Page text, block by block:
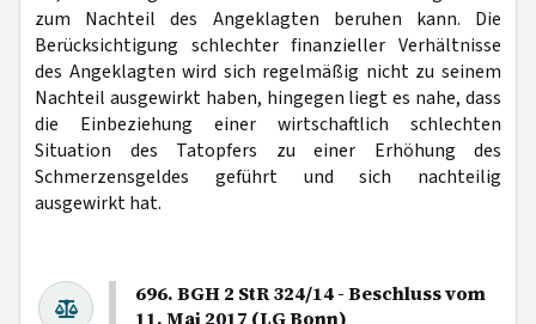
zum Nachteil des Angeklagten beruhen kann. Die
Berücksichtigung schlechter finanzieller Verhältnisse
des Angeklagten wird sich regelmäßig nicht zu seinem
Nachteil ausgewirkt haben, hingegen liegt es nahe, dass
die Einbeziehung einer wirtschaftlich schlechten
Situation des Tatopfers zu einer Erhöhung des
Schmerzensgeldes geführt und sich nachteilig
ausgewirkt hat.
696. BGH 2 StR 324/14 - Beschluss vom
11. Mai 2017 (LG Bonn)